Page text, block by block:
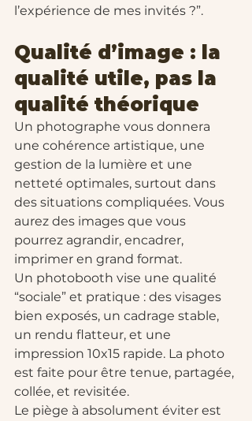
l’expérience de mes invités ?”.
Qualité d’image : la
qualité utile, pas la
qualité théorique
Un photographe vous donnera
une cohérence artistique, une
gestion de la lumière et une
netteté optimales, surtout dans
des situations compliquées. Vous
aurez des images que vous
pourrez agrandir, encadrer,
imprimer en grand format.
Un photobooth vise une qualité
“sociale” et pratique : des visages
bien exposés, un cadrage stable,
un rendu flatteur, et une
impression 10x15 rapide. La photo
est faite pour être tenue, partagée,
collée, et revisitée.
Le piège à absolument éviter est